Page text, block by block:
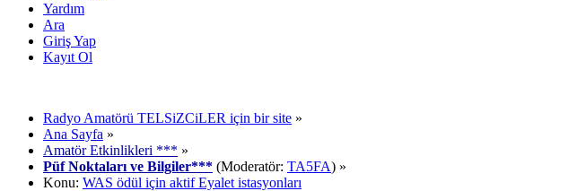
Yardım
Ara
Giriş Yap
Kayıt Ol
Radyo Amatörü TELSiZCiLER için bir site »
Ana Sayfa »
Amatör Etkinlikleri *** »
Püf Noktaları ve Bilgiler*** (Moderatör: TA5FA) »
Konu: WAS ödül için aktif Eyalet istasyonları